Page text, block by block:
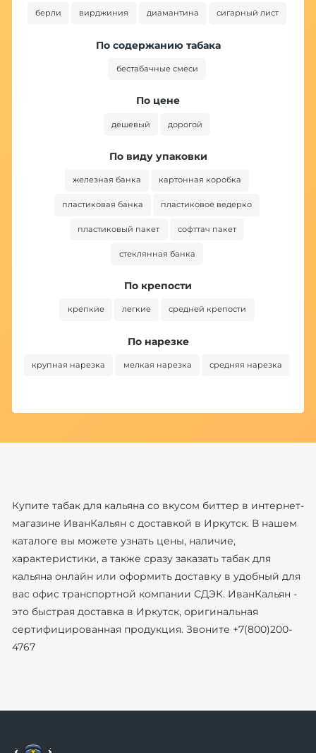
берли вирджиния диамантина сигарный лист
По содержанию табака
бестабачные смеси
По цене
дешевый дорогой
По виду упаковки
железная банка картонная коробка
пластиковая банка пластиковое ведерко
пластиковый пакет софттач пакет
стеклянная банка
По крепости
крепкие легкие средней крепости
По нарезке
крупная нарезка мелкая нарезка средняя нарезка
Купите табак для кальяна со вкусом биттер в интернет-
магазине ИванКальян с доставкой в Иркутск. В нашем
каталоге вы можете узнать цены, наличие,
характеристики, а также сразу заказать табак для
кальяна онлайн или оформить доставку в удобный для
вас офис транспортной компании СДЭК. ИванКальян -
это быстрая доставка в Иркутск, оригинальная
сертифицированная продукция. Звоните +7(800)200-
4767